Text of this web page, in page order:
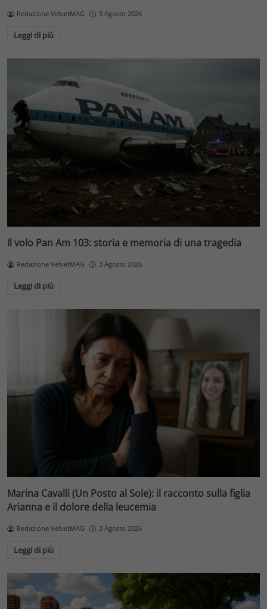
Redazione VelvetMAG 3 Agosto 2026
Leggi di più
Il volo Pan Am 103: storia e memoria di una tragedia
Redazione VelvetMAG 3 Agosto 2026
Leggi di più
Marina Cavalli (Un Posto al Sole): il racconto sulla figlia
Arianna e il dolore della leucemia
Redazione VelvetMAG 3 Agosto 2026
Leggi di più